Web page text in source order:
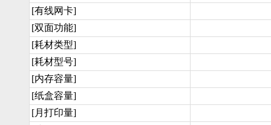
[有线网卡]
[双面功能]
[耗材类型]
[耗材型号]
[内存容量]
[纸盒容量]
[月打印量]